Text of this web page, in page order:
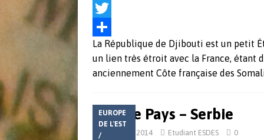
rF
a
c
e
o
T
w
i
t
P
a
t
La République de Djibouti est un petit
un lien très étroit avec la France, étant
anciennement Côte française des
EUROPE
DE L'EST
/
Fiche Pays – Serbie
février 24, 2014 Etudiant ESDES 0